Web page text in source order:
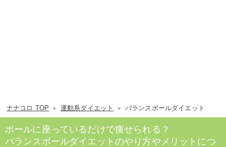
ナナコロ TOP 運動系ダイエット バランスボールダイエット
ボールに座っているだけで痩せられる？
バランスボールダイエットのやり方やメリットにつ